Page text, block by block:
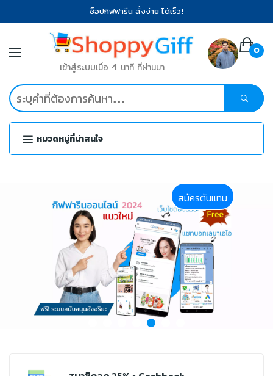
ช็อปกิฟฟารีน สั่งง่าย ได้เร็ว!
เข้าสู่ระบบเมื่อ 4 นาที ที่ผ่านมา
0
หมวดหมู่ที่น่าสนใจ
สมัครตันแทน